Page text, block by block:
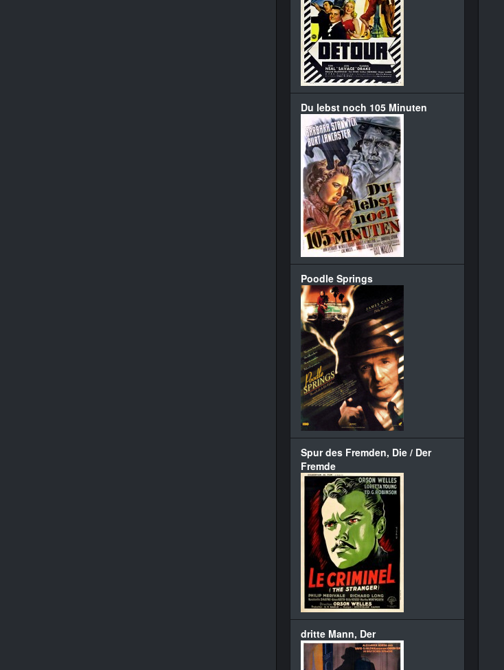
Du lebst noch 105 Minuten
Poodle Springs
Spur des Fremden, Die / Der
Fremde
dritte Mann, Der